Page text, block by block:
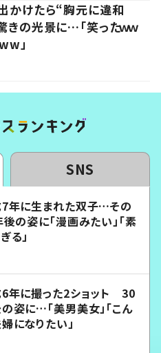
かけたら“胸元に違和
の光景に…「笑ったｗｗ
」
SNS
年に生まれた双子…その
の姿に「漫画みたい」「素
る」
年に撮った2ショット 30
姿に…「美男美女」「こん
になりたい」